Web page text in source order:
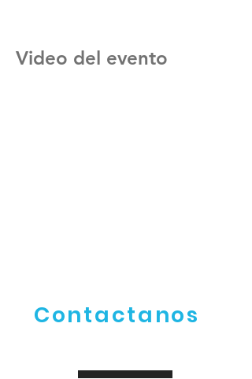
Video del evento
Contactanos